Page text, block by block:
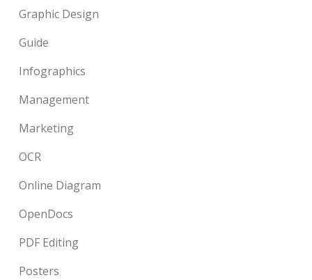
Graphic Design
Guide
Infographics
Management
Marketing
OCR
Online Diagram
OpenDocs
PDF Editing
Posters